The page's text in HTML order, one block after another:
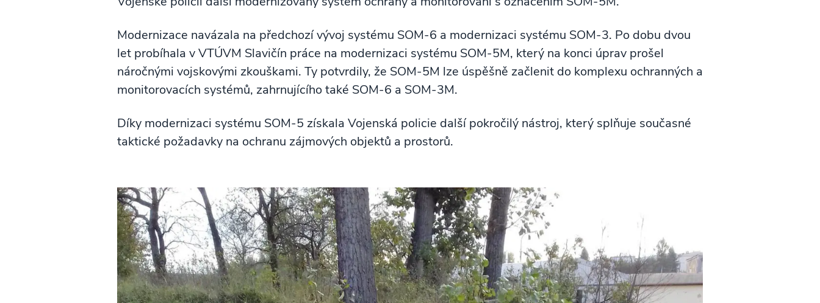
Modernizace navázala na předchozí vývoj systému SOM-6 a modernizaci systému SOM-3. Po dobu dvou
let probíhala v VTÚVM Slavičín práce na modernizaci systému SOM-5M, který na konci úprav prošel
náročnými vojskovými zkouškami. Ty potvrdily, že SOM-5M lze úspěšně začlenit do komplexu ochranných a
monitorovacích systémů, zahrnujícího také SOM-6 a SOM-3M.
Díky modernizaci systému SOM-5 získala Vojenská policie další pokročilý nástroj, který splňuje současné
taktické požadavky na ochranu zájmových objektů a prostorů.